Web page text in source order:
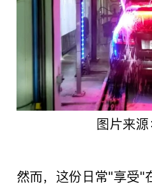
图片来
然而，这份日常"享受"